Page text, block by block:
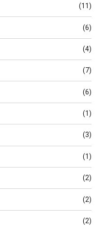
(11)
(6)
(4)
(7)
(6)
(1)
(3)
(1)
(2)
(2)
(2)